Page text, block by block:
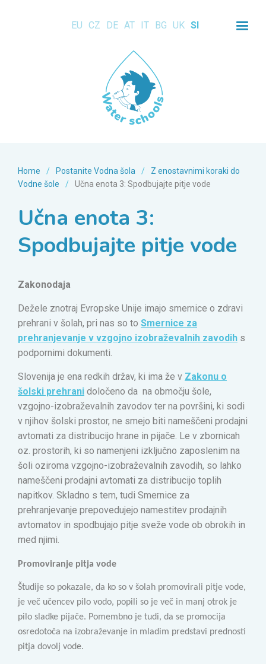
EU CZ DE AT IT BG UK SI
Home / Postanite Vodna šola /
Z enostavnimi koraki do
Vodne šole
/ Učna enota 3: Spodbujajte pitje vode
Učna enota 3:
Spodbujajte pitje vode
Zakonodaja
Dežele znotraj Evropske Unije imajo smernice o zdravi
prehrani v šolah, pri nas so to Smernice za
prehranjevanje v vzgojno izobraževalnih zavodih s
podpornimi dokumenti.
Slovenija je ena redkih držav, ki ima že v Zakonu o
šolski prehrani določeno da na območju šole,
vzgojno-izobraževalnih zavodov ter na površini, ki sodi
v njihov šolski prostor, ne smejo biti nameščeni prodajni
avtomati za distribucijo hrane in pijače. Le v zbornicah
oz. prostorih, ki so namenjeni izključno zaposlenim na
šoli oziroma vzgojno-izobraževalnih zavodih, so lahko
nameščeni prodajni avtomati za distribucijo toplih
napitkov. Skladno s tem, tudi Smernice za
prehranjevanje prepovedujejo namestitev prodajnih
avtomatov in spodbujajo pitje sveže vode ob obrokih in
med njimi.
Promoviranje pitja vode
Študije so pokazale, da ko so v šolah promovirali pitje vode,
je več učencev pilo vodo, popili so je več in manj otrok je
pilo sladke pijače. Pomembno je tudi, da se promocija
osredotoča na izobraževanje in mladim predstavi prednosti
pitja dovolj vode.